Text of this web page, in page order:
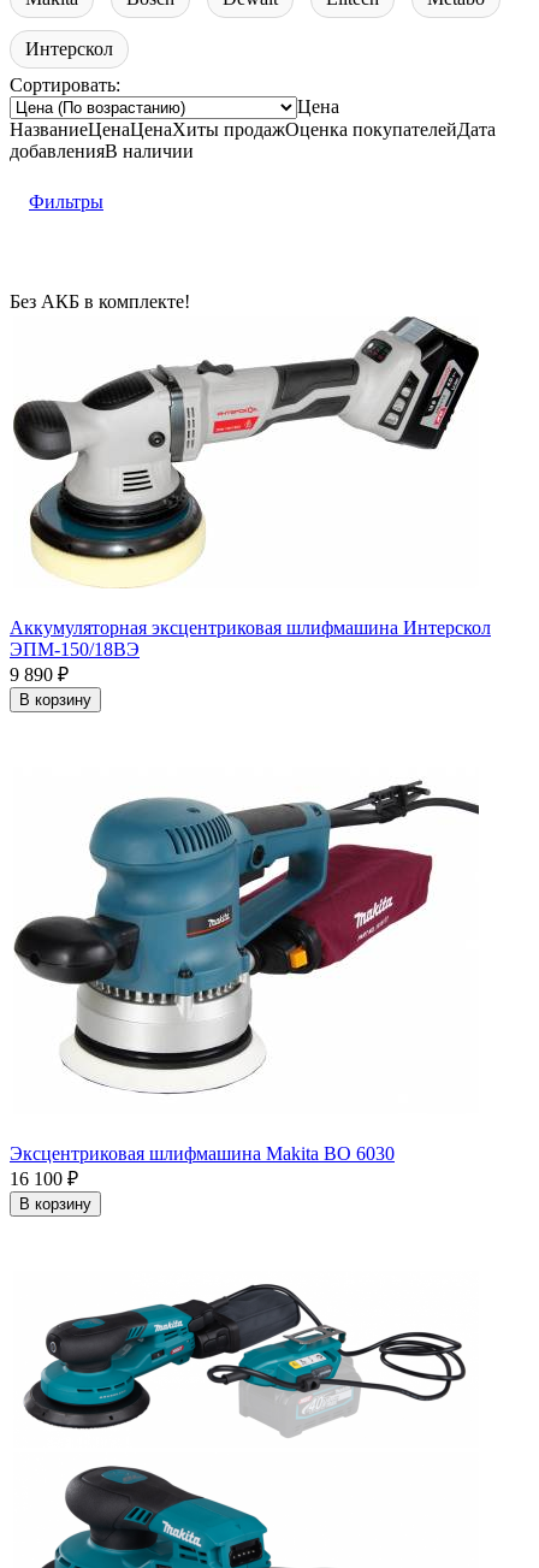
Интерскол
Сортировать:
Цена
НазваниеЦенаЦенаХиты продажОценка покупателейДата
добавленияВ наличии
Фильтры
Без АКБ в комплекте!
Аккумуляторная эксцентриковая шлифмашина Интерскол
ЭПМ-150/18ВЭ
9 890 ₽
В корзину
Эксцентриковая шлифмашина Makita BO 6030
16 100 ₽
В корзину